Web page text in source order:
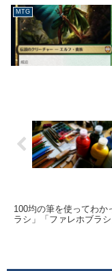
MTG
100均の筆を使ってわか
ラシ」「ファレホブラ